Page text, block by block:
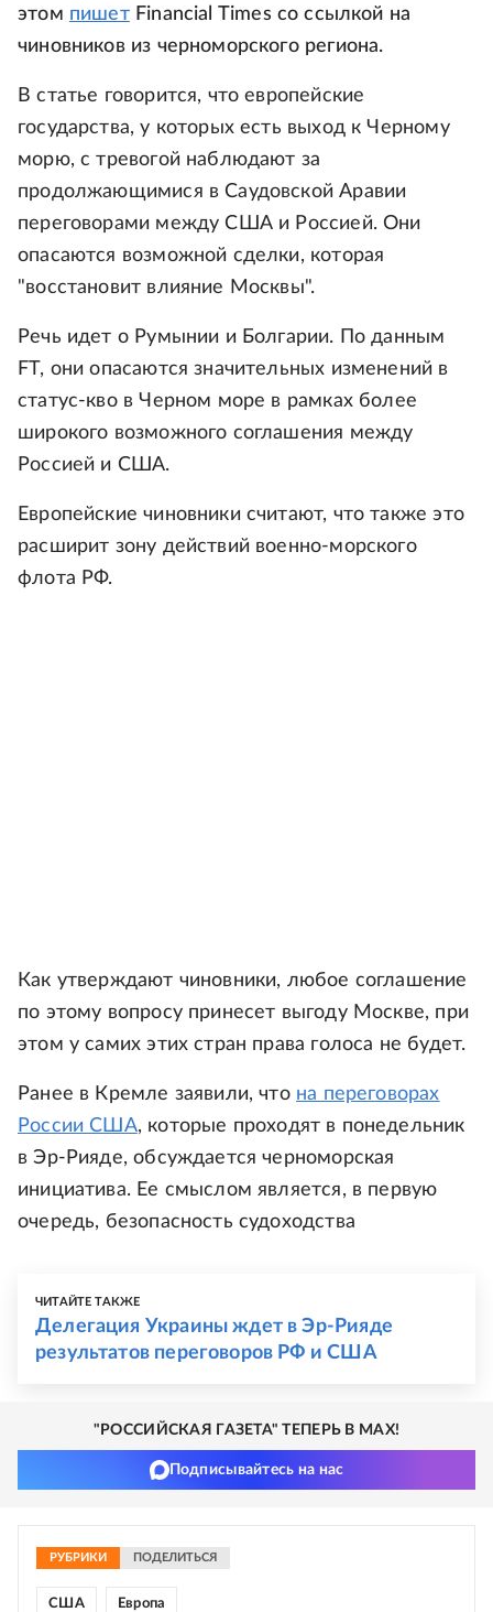
этом пишетFinancial Times со ссылкой на
чиновников из черноморского региона.
В статье говорится, что европейские
государства, у которых есть выход к Черному
морю, с тревогой наблюдают за
продолжающимися в Саудовской Аравии
переговорами между США и Россией. Они
опасаются возможной сделки, которая
"восстановит влияние Москвы".
Речь идет о Румынии и Болгарии. По данным
FT, они опасаются значительных изменений в
статус-кво в Черном море в рамках более
широкого возможного соглашения между
Россией и США.
Европейские чиновники считают, что также это
расширит зону действий военно-морского
флота РФ.
Как утверждают чиновники, любое соглашение
по этому вопросу принесет выгоду Москве, при
этом у самих этих стран права голоса не будет.
Ранее в Кремле заявили, что на переговорах
России США, которые проходят в понедельник
в Эр-Рияде, обсуждается черноморская
инициатива. Ее смыслом является, в первую
очередь, безопасность судоходства
ЧИТАЙТЕ ТАКЖЕ
Делегация Украины ждет в Эр-Рияде
результатов переговоров РФ и США
"РОССИЙСКАЯ ГАЗЕТА" ТЕПЕРЬ В MAX!
Подписывайтесь на нас
РУБРИКИ ПОДЕЛИТЬСЯ
США Европа